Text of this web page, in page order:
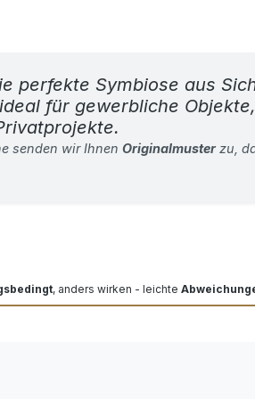
perfekte Symbiose aus
für gewerbliche
senden wir Ihnen Originalmusterzu,
, anders wirken - leichte